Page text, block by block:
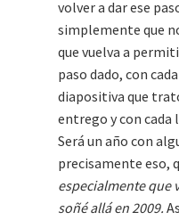
volver a dar ese
simplemente que
que vuelva a
paso dado, con
diapositiva que
entrego y con cada
Será un año con
precisamente eso,
especialmente que
soñé allá en 2009.